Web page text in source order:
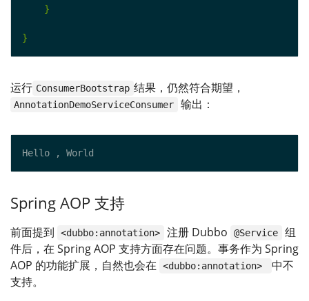
}
}
运行 ConsumerBootstrap 结果，仍然符合期望，
AnnotationDemoServiceConsumer 输出：
Spring AOP 支持
前面提到 <dubbo:annotation> 注册 Dubbo @Service
组
件后，在 Spring AOP 支持方面存在问题。事务作为 Spring
AOP 的功能扩展，自然也会在
<dubbo:annotation>
中不
支持。